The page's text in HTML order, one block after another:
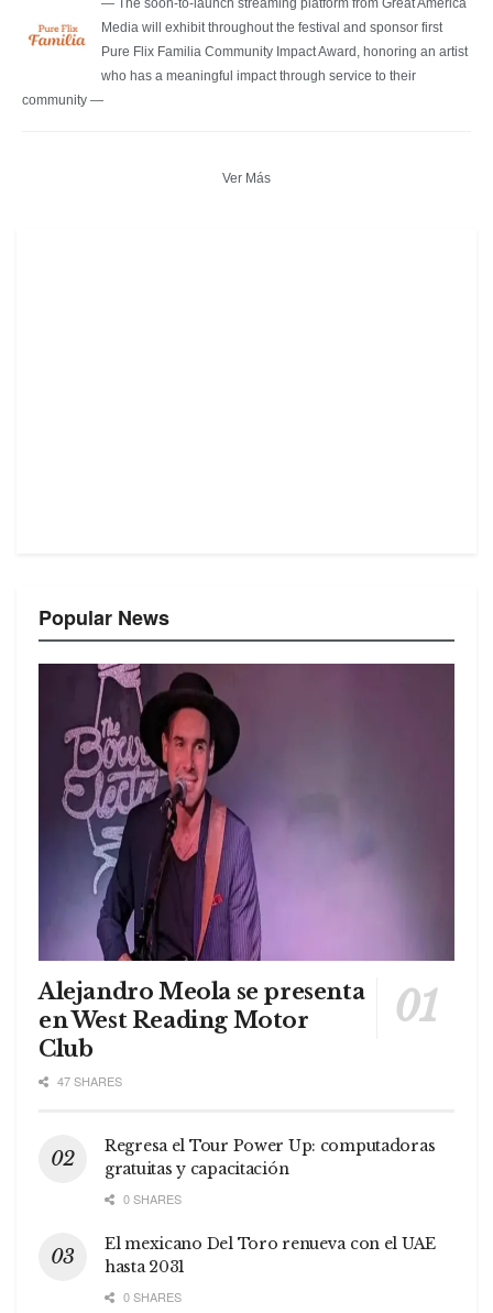
Media will exhibit throughout the festival and sponsor first
Pure Flix Familia Community Impact Award, honoring an artist
who has a meaningful impact through service to their
community —
Ver Más
Popular News
Alejandro Meola se presenta
en West Reading Motor
Club
47 SHARES
Regresa el Tour Power Up: computadoras
gratuitas y capacitación
0 SHARES
El mexicano Del Toro renueva con el UAE
hasta 2031
0 SHARES